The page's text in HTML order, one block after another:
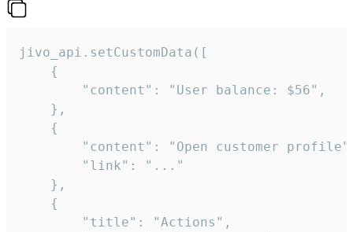
jivo_api.setCustomData([
    {
        "content": "User balance: $56",
    },
    {
"content": "Open customer
        "link": "..."
    },
    {
        "title": "Actions",